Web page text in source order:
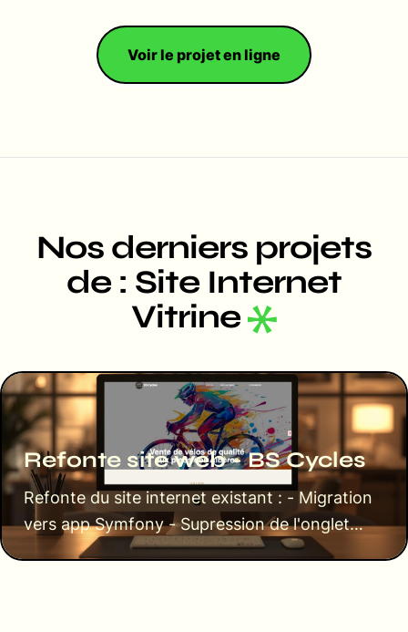
Voir le projet en ligne
Nos derniers projets
de : Site Internet
Vitrine
Refonte site web - BS Cycles
Refonte du site internet existant : - Migration
vers app Symfony - Supression de l'onglet
location -…